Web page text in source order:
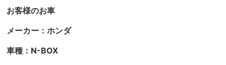
お客様のお車
メーカー：ホンダ
車種：N-BOX